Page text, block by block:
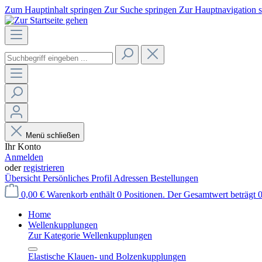
Zum Hauptinhalt springen Zur Suche springen Zur Hauptnavigation
Menü schließen
Ihr Konto
Anmelden
oderregistrieren
Übersicht Persönliches Profil Adressen Bestellungen
0,00 € Warenkorb enthält 0 Positionen. Der Gesamtwert beträgt
Home
Wellenkupplungen
Zur Kategorie Wellenkupplungen
Elastische Klauen- und Bolzenkupplungen